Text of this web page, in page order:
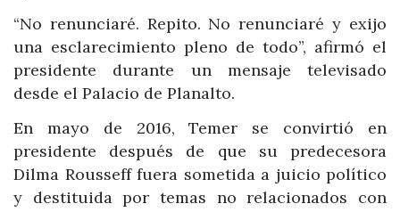
“No renunciaré. Repito. No renunciaré y exijo
una esclarecimiento pleno de todo”, afirmó el
presidente durante un mensaje televisado
desde el Palacio de Planalto.
En mayo de 2016, Temer se convirtió en
presidente después de que su predecesora
Dilma Rousseff fuera sometida a juicio político
y destituida por temas no relacionados con